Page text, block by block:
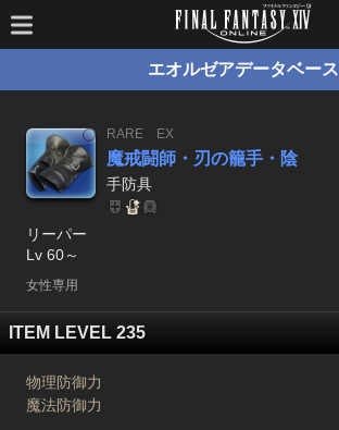
エオルゼアデータベース
RARE
EX
魔戒闘師・刃の籠手・陰
手防具
リーパー
Lv 60～
女性専用
ITEM LEVEL 235
物理防御力
魔法防御力